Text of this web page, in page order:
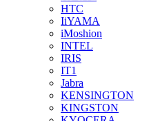
HTC
IiYAMA
iMoshion
INTEL
IRIS
IT1
Jabra
KENSINGTON
KINGSTON